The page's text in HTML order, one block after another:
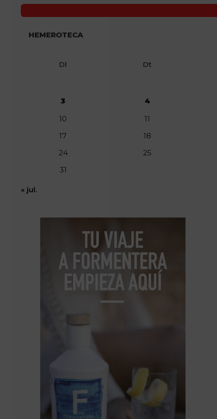
HEMEROTECA
Dl Dt
3
4
10
11
17
18
24
25
31
« jul.